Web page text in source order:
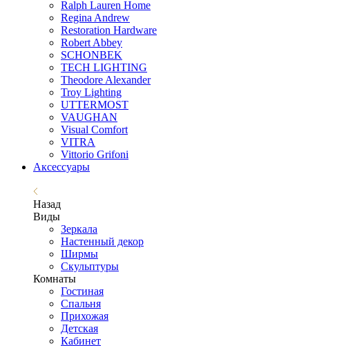
Ralph Lauren Home
Regina Andrew
Restoration Hardware
Robert Abbey
SCHONBEK
TECH LIGHTING
Theodore Alexander
Troy Lighting
UTTERMOST
VAUGHAN
Visual Comfort
VITRA
Vittorio Grifoni
Аксессуары
Назад
Виды
Зеркала
Настенный декор
Ширмы
Скульптуры
Комнаты
Гостиная
Спальня
Прихожая
Детская
Кабинет